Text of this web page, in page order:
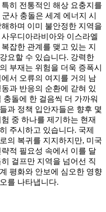
히 전통적인 해상 요충지를
사 충돌은 세계 에너지 시
하며 이미 불안정한 지역을
우디아라비아와 이스라엘
잡한 관계를 맺고 있는 지
요할 수 있습니다. 강력한
부재는 위험을 더욱 증폭시
서 오류의 여지를 거의 남
과 반응의 순환에 갇혀 있
돌에 한 걸음씩 더 가까워
과 정책 입안자들은 향후 몇
중 하나를 제기하는 현재
주시하고 있습니다. 국제
의 복귀를 지지하지만, 미국
적 필요성 속에서 이를 달
걸프만 지역을 넘어선 직
평화와 안보에 심오한 영향
를 나타냅니다.